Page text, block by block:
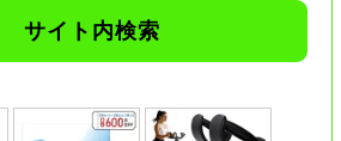
サイト内検索